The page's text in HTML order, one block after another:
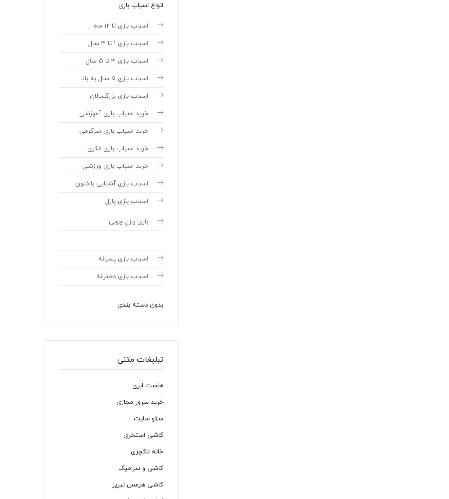
انواع اسباب بازی
اسباب بازی تا 12 ماه
اسباب بازی 1 تا 3 سال
اسباب بازی 3 تا 5 سال
اسباب بازی 5 سال به بالا
اسباب بازی بزرگسالان
خرید اسباب بازی آموزشی
خرید اسباب بازی سرگرمی
خرید اسباب بازی فکری
خرید اسباب بازی ورزشی
اسباب بازی آشنایی با فنون
اسباب بازی پازل
بازی پازل چوبی
اسباب بازی پسرانه
اسباب بازی دخترانه
بدون دسته بندی
تبلیغات متنی
هاست ابری
خرید سرور مجازی
سئو سایت
کاشی استخری
خانه لاکچری
کاشی و سرامیک
کاشی هرمس تبریز